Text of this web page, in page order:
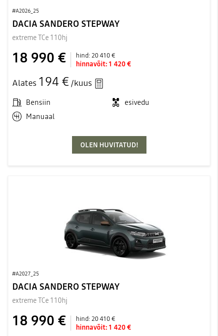
#A2026_25
DACIA SANDERO STEPWAY
extreme TCe 110hj
18 990 € hind: 20 410 €
hinnavõit: 1 420 €
Alates 194 € /kuus
Bensiin
esivedu
Manuaal
OLEN HUVITATUD!
#A2027_25
DACIA SANDERO STEPWAY
extreme TCe 110hj
18 990 € hind: 20 410 €
hinnavõit: 1 420 €